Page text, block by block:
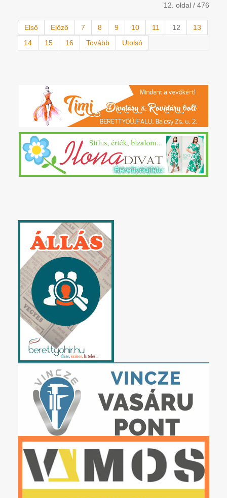
12. oldal / 476
Első Előző 7 8 9 10 11 12
13
14
15 16 Tovább Utolsó